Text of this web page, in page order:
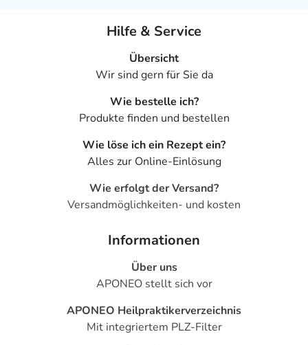
Hilfe & Service
Übersicht
Wir sind gern für Sie da
Wie bestelle ich?
Produkte finden und bestellen
Wie löse ich ein Rezept ein?
Alles zur Online-Einlösung
Wie erfolgt der Versand?
Versandmöglichkeiten- und kosten
Informationen
Über uns
APONEO stellt sich vor
APONEO Heilpraktikerverzeichnis
Mit integriertem PLZ-Filter